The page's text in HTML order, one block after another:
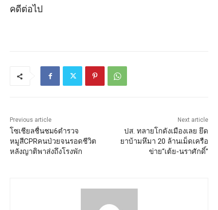
คดีต่อไป
Previous article
โซเชียลชื่นชม6ตำรวจ
หมูสีCPRคนป่วยจนรอดชีวิต
หลังญาติพาส่งถึงโรงพัก
Next article
ปส. ทลายโกดังเมืองเลย ยึด
ยาบ้ามหึมา 20 ล้านเม็ดเครือ
ข่าย“เต้ย-นราศักดิ์”